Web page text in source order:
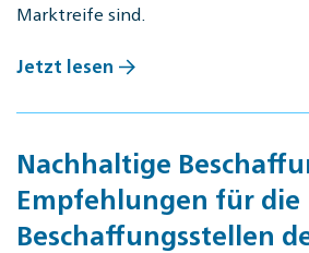
Marktreife sind.
Jetzt lesen
Nachhaltige
Empfehlungen für die
Beschaffungsstellen